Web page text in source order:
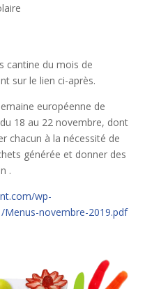
cantine du mois de
sur le lien ci-après.
européenne de
18 au 22 novembre, dont
chacun à la nécessité de
générée et donner des
.
wp-
novembre-2019.pdf